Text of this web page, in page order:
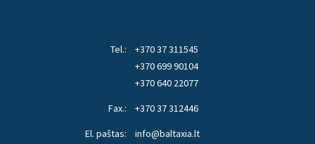
Tel.:
+370 37 311545
+370 699 90104
+370 640 22077
Fax.:
+370 37 312446
El. paštas:
info@baltaxia.lt